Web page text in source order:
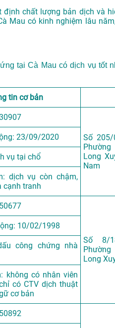
chất lượng bản dịch và
Mau có kinh nghiệm lâu
tại Cà Mau có dịch vụ tốt
tin cơ bản
Số
Long
Nam
23/09/2020
vụ tại chổ
dịch vụ còn chậm,
cạnh tranh
Số 8/
Long
10/02/1998
công chứng nhà
không có nhân viên
có CTV dịch thuật
cơ bản